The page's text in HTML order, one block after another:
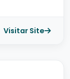
Visitar Site